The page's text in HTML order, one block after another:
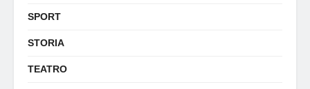
SPORT
STORIA
TEATRO